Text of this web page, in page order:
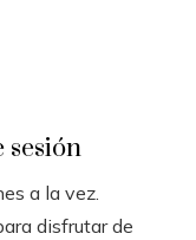
sesión
a la vez.
disfrutar de